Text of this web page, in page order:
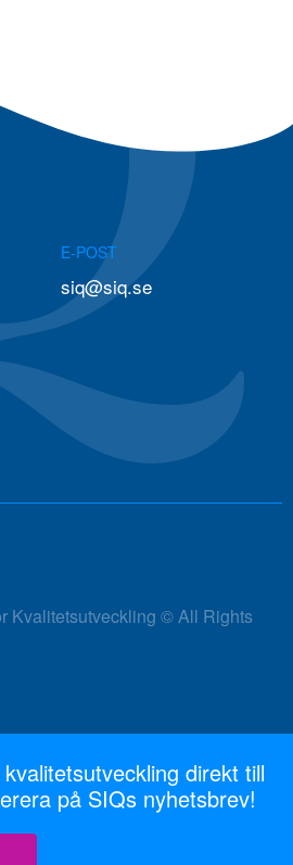
E-POST
siq@siq.se
Kvalitetsutveckling © All Rights
direkt till
på SIQs nyhetsbrev!